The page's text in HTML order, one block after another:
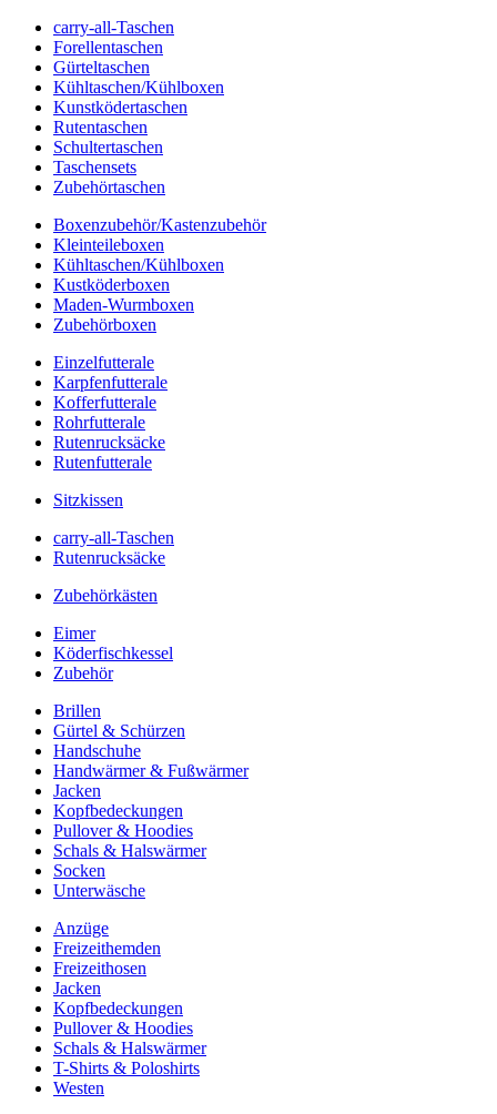
carry-all-Taschen
Forellentaschen
Gürteltaschen
Kühltaschen/Kühlboxen
Kunstködertaschen
Rutentaschen
Schultertaschen
Taschensets
Zubehörtaschen
Boxenzubehör/Kastenzubehör
Kleinteileboxen
Kühltaschen/Kühlboxen
Kustköderboxen
Maden-Wurmboxen
Zubehörboxen
Einzelfutterale
Karpfenfutterale
Kofferfutterale
Rohrfutterale
Rutenrucksäcke
Rutenfutterale
Sitzkissen
carry-all-Taschen
Rutenrucksäcke
Zubehörkästen
Eimer
Köderfischkessel
Zubehör
Brillen
Gürtel & Schürzen
Handschuhe
Handwärmer & Fußwärmer
Jacken
Kopfbedeckungen
Pullover & Hoodies
Schals & Halswärmer
Socken
Unterwäsche
Anzüge
Freizeithemden
Freizeithosen
Jacken
Kopfbedeckungen
Pullover & Hoodies
Schals & Halswärmer
T-Shirts & Poloshirts
Westen